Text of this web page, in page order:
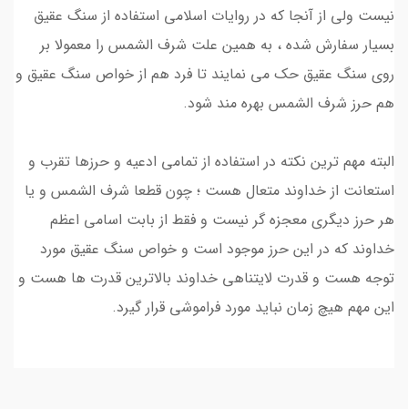
نیست ولی از آنجا که در روایات اسلامی استفاده از سنگ عقیق
بسیار سفارش شده ، به همین علت شرف الشمس را معمولا بر
روی سنگ عقیق حک می نمایند تا فرد هم از خواص سنگ عقیق و
هم حرز شرف الشمس بهره مند شود.
البته مهم ترین نکته در استفاده از تمامی ادعیه و حرزها تقرب و
استعانت از خداوند متعال هست ؛ چون قطعا شرف الشمس و یا
هر حرز دیگری معجزه گر نیست و فقط از بابت اسامی اعظم
خداوند که در این حرز موجود است و خواص سنگ عقیق مورد
توجه هست و قدرت لایتناهی خداوند بالاترین قدرت ها هست و
این مهم هیچ زمان نباید مورد فراموشی قرار گیرد.